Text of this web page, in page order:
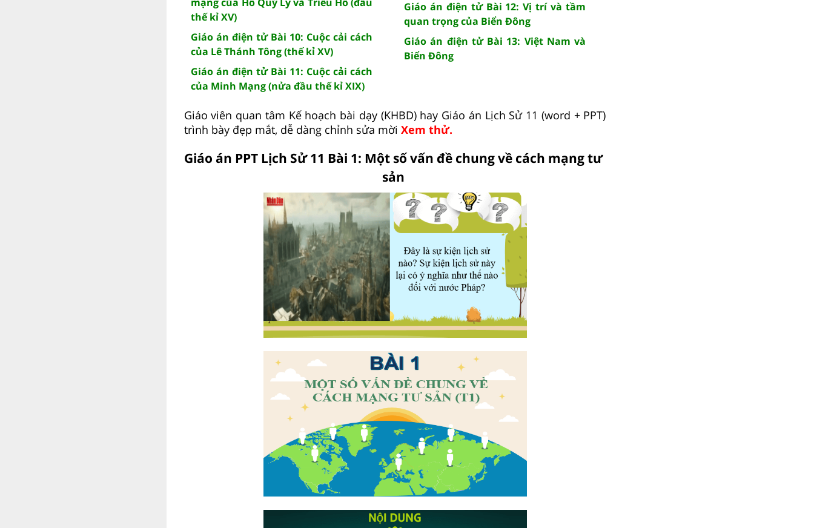
thế kỉ XV)
Giáo án điện tử Bài 10: Cuộc cải cách
của Lê Thánh Tông (thế kỉ XV)
Giáo án điện tử Bài 11: Cuộc cải cách
của Minh Mạng (nửa đầu thế kỉ XIX)
Giáo án điện tử Bài 12: Vị trí và tầm
quan trọng của Biển Đông
Giáo án điện tử Bài 13: Việt Nam và
Biển Đông
Giáo viên quan tâm Kế hoạch bài dạy (KHBD) hay Giáo án Lịch Sử 11 (word + PPT)
trình bày đẹp mắt, dễ dàng chỉnh sửa mời Xem thử.
Giáo án PPT Lịch Sử 11 Bài 1: Một số vấn đề chung về cách mạng tư
sản